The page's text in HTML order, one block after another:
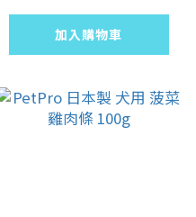
加入購物車